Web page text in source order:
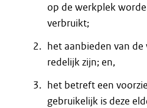
op de werkplek
verbruikt;
het aanbieden van
redelijk zijn; en,
het betreft een
gebruikelijk is deze